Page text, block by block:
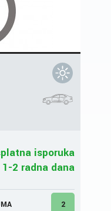
isporuka
1-2 radna dana
2